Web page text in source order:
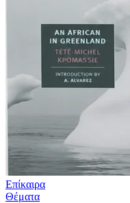
Επίκαιρα
Θέματα